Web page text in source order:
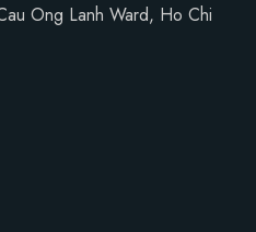
Ong Lanh Ward, Ho Chi